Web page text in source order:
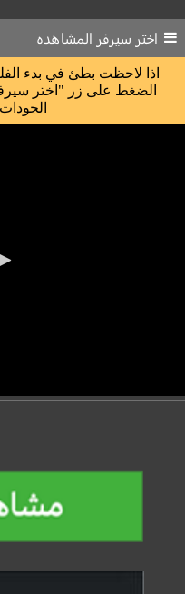
اختر سيرفر المشاهده
اذا لاحظت بطئ في بدء
الضغط على زر "اختر